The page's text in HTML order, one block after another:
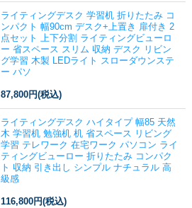
ライティングデスク 学習机 折りたたみ コ
ンパクト 幅90cm デスク+上置き 扉付き 2
点セット 上下分割 ライティングビューロ
ー 省スペース スリム 収納 デスク リビン
グ学習 木製 LEDライト スローダウンステ
ー パソ
87,800円(税込)
ライティングデスク ハイタイプ 幅85 天然
木 学習机 勉強机 机 省スペース リビング
学習 テレワーク 在宅ワーク パソコン ライ
ティングビューロー 折りたたみ コンパク
ト 収納 引き出し シンプル ナチュラル 高
級感
116,800円(税込)